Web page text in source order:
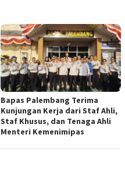
Bapas Palembang Terima
Kunjungan Kerja dari Staf Ahli,
Staf Khusus, dan Tenaga Ahli
Menteri Kemenimipas